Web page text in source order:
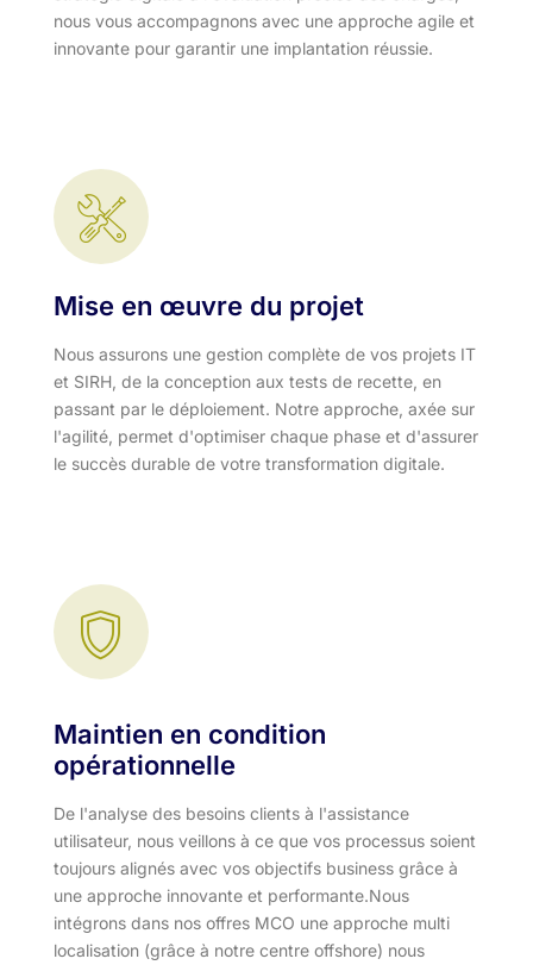
nous vous accompagnons avec une approche agile et
innovante pour garantir une implantation réussie.
Mise en œuvre du projet
Nous assurons une gestion complète de vos projets IT
et SIRH, de la conception aux tests de recette, en
passant par le déploiement. Notre approche, axée sur
l'agilité, permet d'optimiser chaque phase et d'assurer
le succès durable de votre transformation digitale.
Maintien en condition
opérationnelle
De l'analyse des besoins clients à l'assistance
utilisateur, nous veillons à ce que vos processus soient
toujours alignés avec vos objectifs business grâce à
une approche innovante et performante.​ Nous
intégrons dans nos offres MCO une approche multi
localisation (grâce à notre centre offshore) nous